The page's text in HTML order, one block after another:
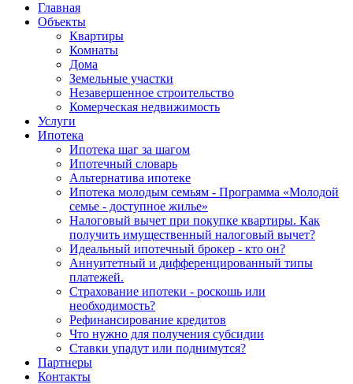
Главная
Объекты
Квартиры
Комнаты
Дома
Земельные участки
Незавершенное строительство
Комерческая недвижимость
Услуги
Ипотека
Ипотека шаг за шагом
Ипотечный словарь
Альтернатива ипотеке
Ипотека молодым семьям - Программа «Молодой
семье - доступное жилье»
Налоговый вычет при покупке квартиры. Как
получить имущественный налоговый вычет?
Идеальный ипотечный брокер - кто он?
Аннуитетный и дифференцированный типы
платежей.
Страхование ипотеки - роскошь или
необходимость?
Рефинансирование кредитов
Что нужно для получения субсидии
Ставки упадут или поднимутся?
Партнеры
Контакты